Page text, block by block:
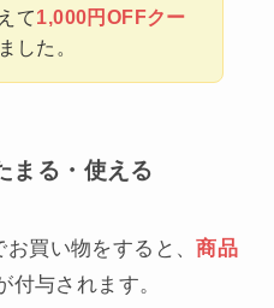
て1,000円OFFクー
した。
まる・使える
お買い物をすると、商品
付与されます。